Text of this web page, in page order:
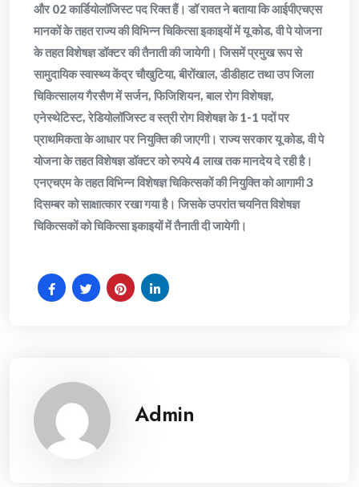
और 02 कार्डियोलॉजिस्ट पद रिक्त हैं। डॉ रावत ने बताया कि आईपीएचएस
मानकों के तहत राज्य की विभिन्न चिकित्सा इकाइयों में यू कोड, वी पे योजना
के तहत विशेषज्ञ डॉक्टर की तैनाती की जायेगी। जिसमें प्रमुख रूप से
सामुदायिक स्वास्थ्य केंद्र चौखुटिया, बीरोंखाल, डीडीहाट तथा उप जिला
चिकित्सालय गैरसैण में सर्जन, फिजिशियन, बाल रोग विशेषज्ञ,
एनेस्थेटिस्ट, रेडियोलॉजिस्ट व स्त्री रोग विशेषज्ञ के 1-1 पदों पर
प्राथमिकता के आधार पर नियुक्ति की जाएगी। राज्य सरकार यू कोड, वी पे
योजना के तहत विशेषज्ञ डॉक्टर को रुपये 4 लाख तक मानदेय दे रही है।
एनएचएम के तहत विभिन्न विशेषज्ञ चिकित्सकों की नियुक्ति को आगामी 3
दिसम्बर को साक्षात्कार रखा गया है। जिसके उपरांत चयनित विशेषज्ञ
चिकित्सकों को चिकित्सा इकाइयों में तैनाती दी जायेगी।
Admin